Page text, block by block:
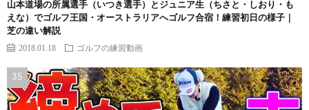
山本道場の所属選手（いつき選手）とジュニア生（ちさと・しおり・も
えな）でゴルフ王国・オーストラリアへゴルフ合宿！練習初日の様子｜
芝の違い解説
2018.01.18 ゴルフの練習動画